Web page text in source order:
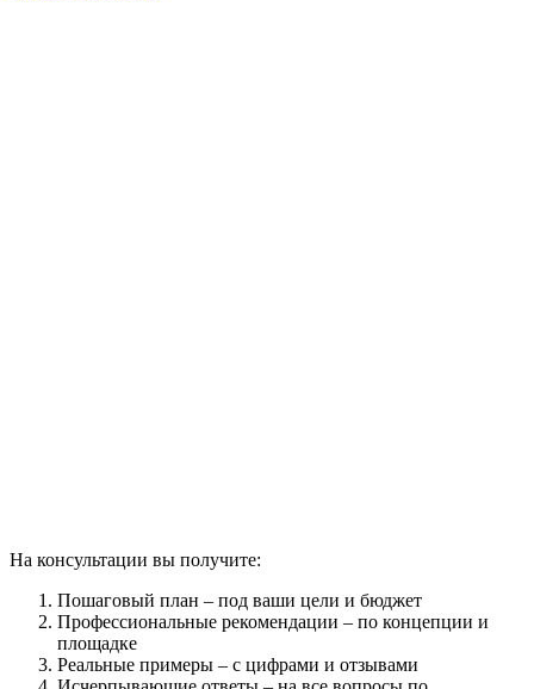
На консультации вы получите:
Пошаговый план – под ваши цели и бюджет
Профессиональные рекомендации – по концепции и
площадке
Реальные примеры – с цифрами и отзывами